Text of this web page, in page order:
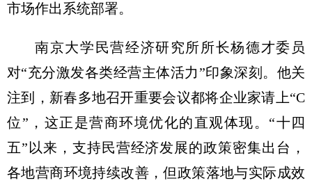
市场作出系统部署。
南京大学民营经济研究所所长杨德才委员
对“充分激发各类经营主体活力”印象深刻。他关
注到，新春多地召开重要会议都将企业家请上“C
位”，这正是营商环境优化的直观体现。“十四
五”以来，支持民营经济发展的政策密集出台，
各地营商环境持续改善，但政策落地与实际成效